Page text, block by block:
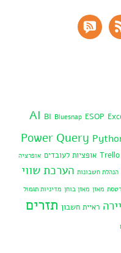
RSS Feed
AI BI Bluesnap ESOP
Power Query
Trello אופציות לעובדים אופרציה
הנהלת חשבונות הערכת שווי
מאזן מאזן בוחן מדיניות תגמול
ראיית חשבון תזרים